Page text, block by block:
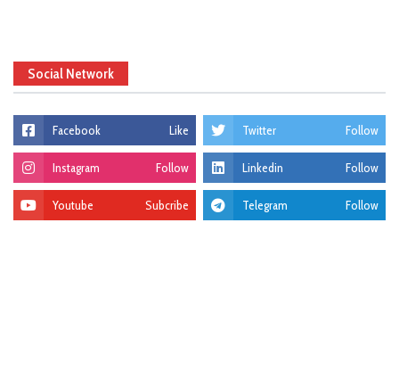
Social Network
Facebook Like Twitter Follow
Instagram Follow Linkedin Follow
Youtube Subcribe Telegram Follow